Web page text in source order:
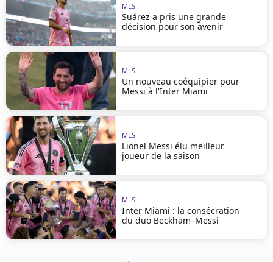
MLS
Suárez a pris une grande
décision pour son avenir
MLS
Un nouveau coéquipier pour
Messi à l'Inter Miami
MLS
Lionel Messi élu meilleur
joueur de la saison
MLS
Inter Miami : la consécration
du duo Beckham–Messi